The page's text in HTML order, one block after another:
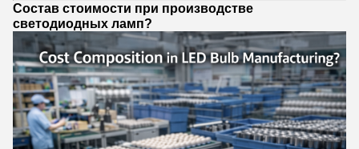
Состав стоимости при производстве
светодиодных ламп?